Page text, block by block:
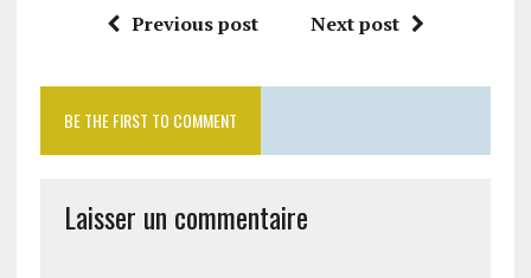
Previous post Next post
BE THE FIRST TO COMMENT
Laisser un commentaire